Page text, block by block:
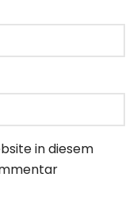
in diesem